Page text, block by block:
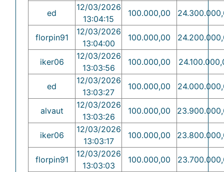
ed
12/03/2026
13:04:15
100.000,00
florpin91
12/03/2026
13:04:00
100.000,00
iker06
12/03/2026
13:03:56
100.000,00
ed
12/03/2026
13:03:27
100.000,00
alvaut
12/03/2026
13:03:26
100.000,00
iker06
12/03/2026
13:03:17
100.000,00
florpin91
12/03/2026
13:03:03
100.000,00